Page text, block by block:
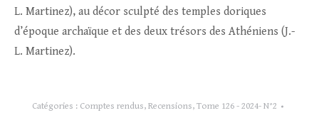
L. Martinez), au décor sculpté des temples doriques
d’époque archaïque et des deux trésors des Athéniens (J.-
L. Martinez).
Catégories : Comptes rendus, Recensions, Tome 126 - 2024- N°2